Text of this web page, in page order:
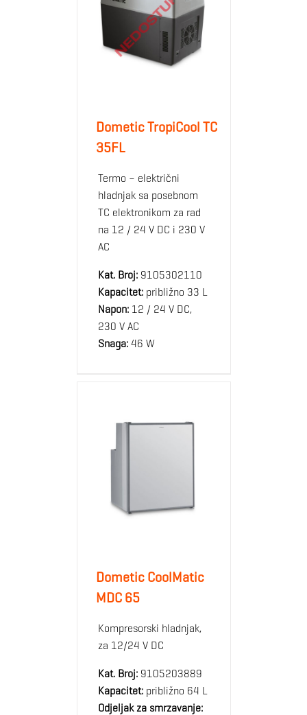
Dometic TropiCool TC
35FL
Termo – električni
hladnjak sa posebnom
TC elektronikom za rad
na 12 / 24 V DC i 230 V
AC
Kat. Broj:9105302110
Kapacitet:približno 33 L
Napon: 12 / 24 V DC,
230 V AC
Snaga:46 W
Dometic CoolMatic
MDC 65
Kompresorski hladnjak,
za 12/24 V DC
Kat. Broj:9105203889
Kapacitet:približno 64 L
Odjeljak za smrzavanje: